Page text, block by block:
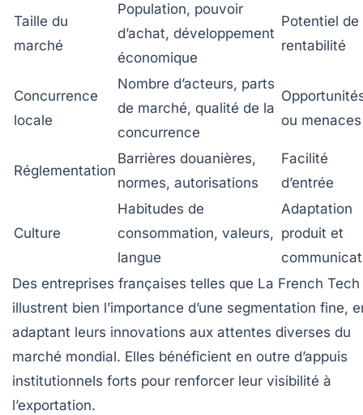
Taille du
marché
Population, pouvoir
d’achat, développement
économique
Potentiel de
rentabilité
Concurrence
locale
Nombre d’acteurs, parts
de marché, qualité de la
concurrence
ou menaces
Réglementation
Barrières douanières,
normes, autorisations
Facilité
d’entrée
Culture
Habitudes de
consommation, valeurs,
langue
Adaptation
produit et
Des entreprises françaises telles que La French Tech
illustrent bien l’importance d’une segmentation fine,
adaptant leurs innovations aux attentes diverses du
marché mondial. Elles bénéficient en outre d’appuis
institutionnels forts pour renforcer leur visibilité à
l’exportation.